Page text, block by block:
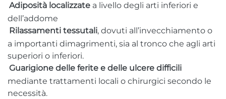
Adiposità localizzate a livello degli arti inferiori e
dell’addome
Rilassamenti tessutali, dovuti all’invecchiamento o
a importanti dimagrimenti, sia al tronco che agli arti
superiori o inferiori.
Guarigione delle ferite e delle ulcere difficili
mediante trattamenti locali o chirurgici secondo le
necessità.